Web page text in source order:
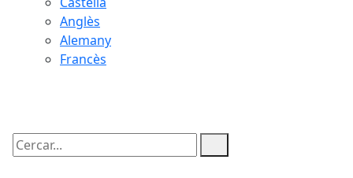
Anglès
Alemany
Francès
Cercar: